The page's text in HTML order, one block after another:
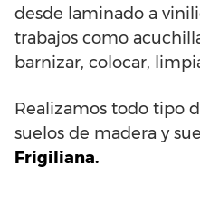
desde laminado a
trabajos como
barnizar, colocar,
Realizamos todo tipo
suelos de madera y
Frigiliana.